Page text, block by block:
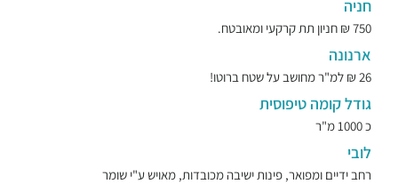
חניה
750 ₪ חניון תת קרקעי ומאובטח.
ארנונה
26 ₪ למ"ר מחושב על שטח ברוטו!
גודל קומה טיפוסית
כ 1000 מ"ר
לובי
רחב ידיים ומפואר, פינות ישיבה מכובדות, מאויש ע"י שומר